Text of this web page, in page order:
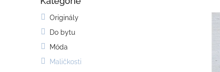
Originály
Do bytu
Móda
Maličkosti